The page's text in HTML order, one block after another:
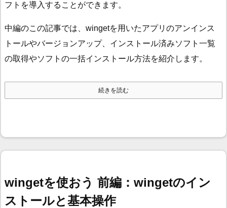
フトを導入することができます。
中編のこの記事では、wingetを用いたアプリのアンインス
トールやバージョンアップ、インストール済みソフト一覧
の取得やソフトの一括インストール方法を紹介します。
続きを読む
wingetを使おう 前編：wingetのイン
ストールと基本操作